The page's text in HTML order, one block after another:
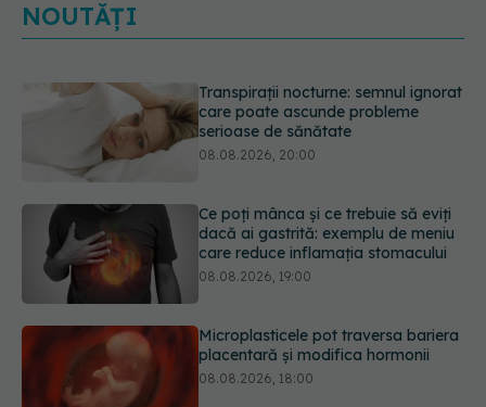
NOUTĂȚI
Ce poți mânca și ce trebuie să eviți
dacă ai gastrită: exemplu de meniu
care reduce inflamația stomacului
08.08.2026, 19:00
Microplasticele pot traversa bariera
placentară și modifica hormonii
08.08.2026, 18:00
Trucul genial cu ceai negru pentru
păr. Tot mai multe femei îl adoră
08.08.2026, 17:00